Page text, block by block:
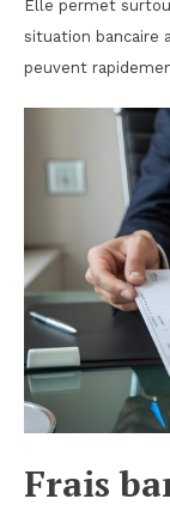
Elle permet
situation bancaire
peuvent
Frais